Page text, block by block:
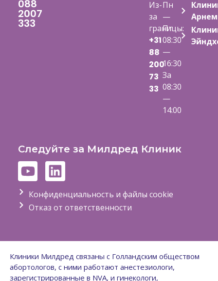
088
2007
333
Из-
за
границы:
+31
88
200
73
33
Пн
—
Пт
08:30
—
16:30
За
08:30
—
14:00
Арнем
Следуйте за Милдред Клиник
Конфиденциальность и файлы cookie
Отказ от ответственности
Клиники Милдред связаны с Голландским обществом
абортологов, с ними работают анестезиологи,
зарегистрированные в NVA, и гинекологи,